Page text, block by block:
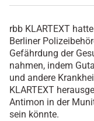
rbb KLARTEXT
Berliner
Gefährdung der
nahmen, indem
und andere
KLARTEXT
Antimon in der
sein könnte.